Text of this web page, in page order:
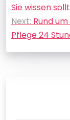
Sie wissen
Next: Rund
Pflege 24